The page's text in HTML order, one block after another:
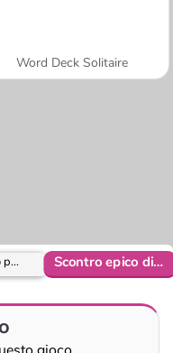
Word Deck Solitaire
Giochi di Giochi di Divertimento per ragazze Scontro epico di calcio